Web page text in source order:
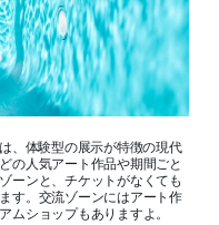
、体験型の展示が特徴の現代
人気アート作品や期間ごと
ーンと、チケットがなくても
す。交流ゾーンにはアート作
ムショップもありますよ。